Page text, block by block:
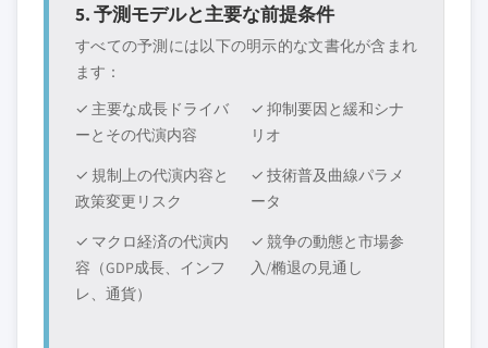
5. 予測モデルと主要な前提条件
すべての予測には以下の明示的な文書化が含まれ
ます：
✓ 主要な成長ドライバ
ーとその代演内容
✓ 抑制要因と緩和シナ
リオ
✓ 規制上の代演内容と
政策変更リスク
✓ 技術普及曲線パラメ
ータ
✓ マクロ経済の代演内
容（GDP成長、インフ
レ、通貨）
✓ 競争の動態と市場参
入/椭退の見通し